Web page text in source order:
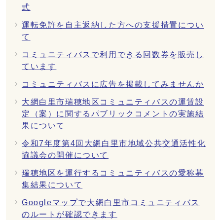
式
運転免許を自主返納した方への支援措置につい
て
コミュニティバスで利用できる回数券を販売し
ています
コミュニティバスに広告を掲載してみませんか
大網白里市瑞穂地区コミュニティバスの運賃設
定（案）に関するパブリックコメントの実施結
果について
令和7年度第4回大網白里市地域公共交通活性化
協議会の開催について
瑞穂地区を運行するコミュニティバスの愛称募
集結果について
Googleマップで大網白里市コミュニティバス
のルートが確認できます